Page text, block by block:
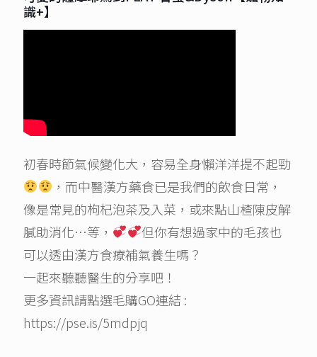
識+】
初春時節氣候變化大，容易全身懶洋洋提不起勁
，而中醫漢方藥食已是我們的飲食日常，
像是常見的枸杞泡茶及入菜，或來點山楂陳皮解
膩助消化…等，
但你有想過家中的毛孩也
可以透由漢方食療補氣養生嗎？
一起來聽聽醫生的分享吧！
更多資訊請點選毛購GO連結 :
https://pse.is/5mdpjq